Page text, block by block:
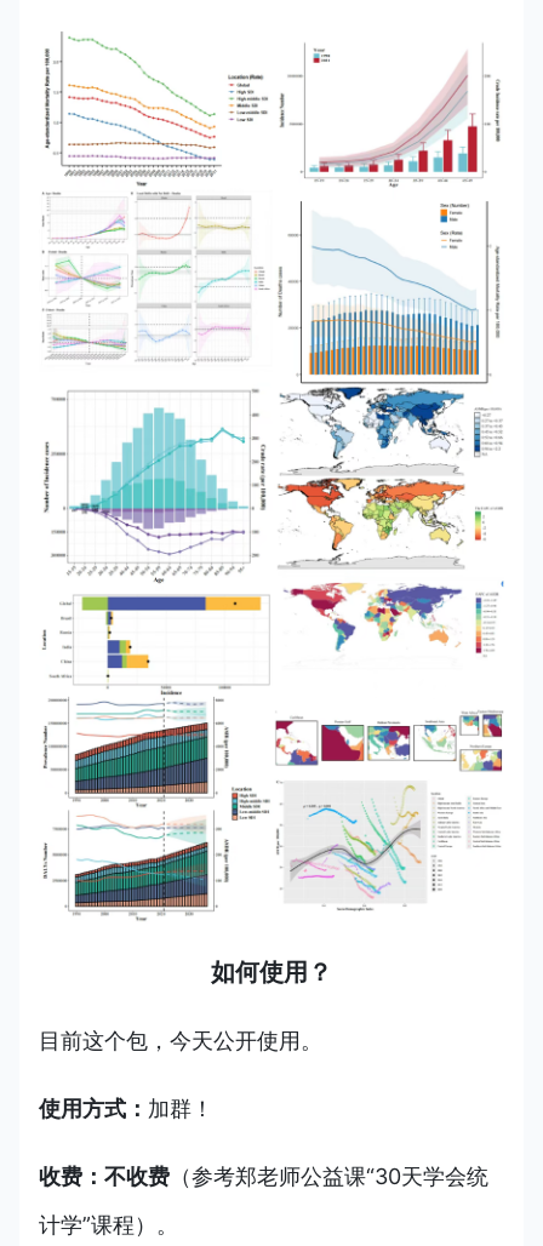
如何使用？
目前这个包，今天公开使用。
使用方式： 加群！
收费：不收费 （参考郑老师公益课“30天学会统
计学”课程）。